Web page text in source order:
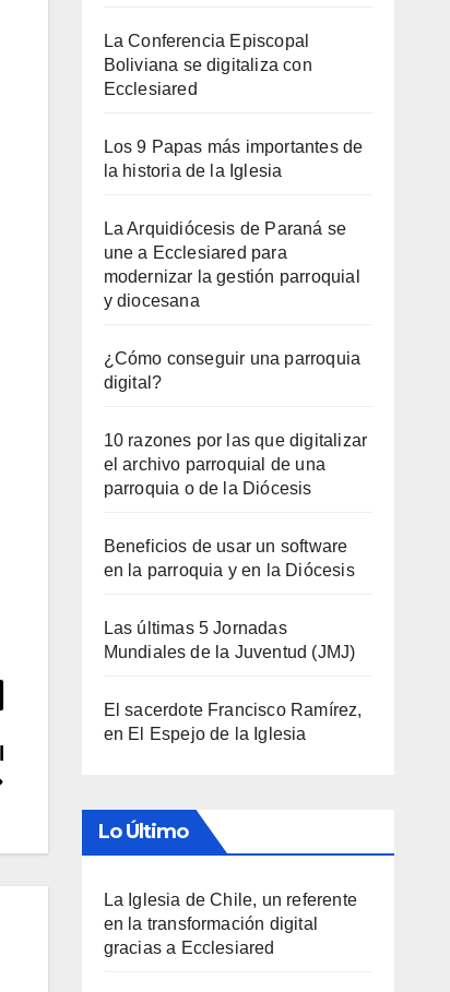
La Conferencia Episcopal
Boliviana se digitaliza con
Ecclesiared
Los 9 Papas más importantes de
la historia de la Iglesia
La Arquidiócesis de Paraná se
une a Ecclesiared para
modernizar la gestión parroquial
y diocesana
¿Cómo conseguir una parroquia
digital?
10 razones por las que digitalizar
el archivo parroquial de una
parroquia o de la Diócesis
Beneficios de usar un software
en la parroquia y en la Diócesis
Las últimas 5 Jornadas
Mundiales de la Juventud (JMJ)
El sacerdote Francisco Ramírez,
en El Espejo de la Iglesia
Lo Último
La Iglesia de Chile, un referente
en la transformación digital
gracias a Ecclesiared